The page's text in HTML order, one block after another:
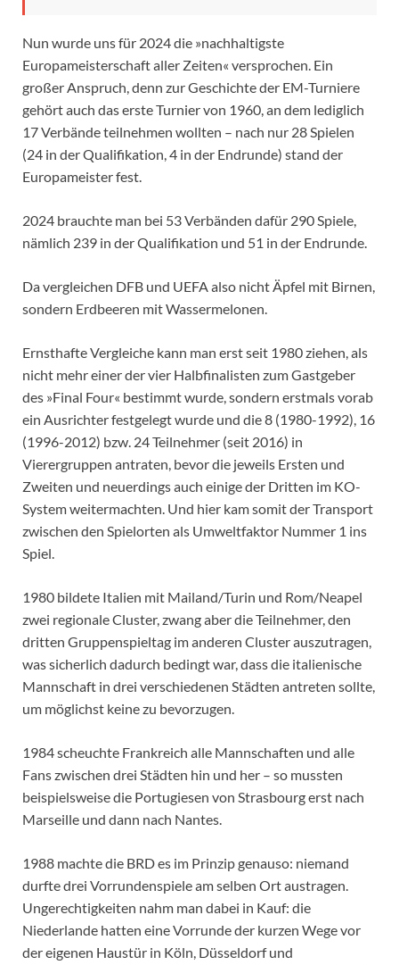
Nun wurde uns für 2024 die »nachhaltigste
Europameisterschaft aller Zeiten« versprochen. Ein
großer Anspruch, denn zur Geschichte der EM-Turniere
gehört auch das erste Turnier von 1960, an dem lediglich
17 Verbände teilnehmen wollten – nach nur 28 Spielen
(24 in der Qualifikation, 4 in der Endrunde) stand der
Europameister fest.
2024 brauchte man bei 53 Verbänden dafür 290 Spiele,
nämlich 239 in der Qualifikation und 51 in der Endrunde.
Da vergleichen DFB und UEFA also nicht Äpfel mit Birnen,
sondern Erdbeeren mit Wassermelonen.
Ernsthafte Vergleiche kann man erst seit 1980 ziehen, als
nicht mehr einer der vier Halbfinalisten zum Gastgeber
des »Final Four« bestimmt wurde, sondern erstmals vorab
ein Ausrichter festgelegt wurde und die 8 (1980-1992), 16
(1996-2012) bzw. 24 Teilnehmer (seit 2016) in
Vierergruppen antraten, bevor die jeweils Ersten und
Zweiten und neuerdings auch einige der Dritten im KO-
System weitermachten. Und hier kam somit der Transport
zwischen den Spielorten als Umweltfaktor Nummer 1 ins
Spiel.
1980 bildete Italien mit Mailand/Turin und Rom/Neapel
zwei regionale Cluster, zwang aber die Teilnehmer, den
dritten Gruppenspieltag im anderen Cluster auszutragen,
was sicherlich dadurch bedingt war, dass die italienische
Mannschaft in drei verschiedenen Städten antreten sollte,
um möglichst keine zu bevorzugen.
1984 scheuchte Frankreich alle Mannschaften und alle
Fans zwischen drei Städten hin und her – so mussten
beispielsweise die Portugiesen von Strasbourg erst nach
Marseille und dann nach Nantes.
1988 machte die BRD es im Prinzip genauso: niemand
durfte drei Vorrundenspiele am selben Ort austragen.
Ungerechtigkeiten nahm man dabei in Kauf: die
Niederlande hatten eine Vorrunde der kurzen Wege vor
der eigenen Haustür in Köln, Düsseldorf und